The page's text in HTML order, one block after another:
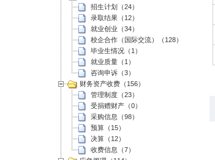
招生计划（24）
录取结果（12）
就业创业（34）
校企合作（国际交流）（128）
毕业生情况（1）
就业质量（1）
咨询申诉（3）
财务资产收费（156）
管理制度（23）
受捐赠财产（0）
采购信息（98）
预算（15）
决算（12）
收费信息（7）